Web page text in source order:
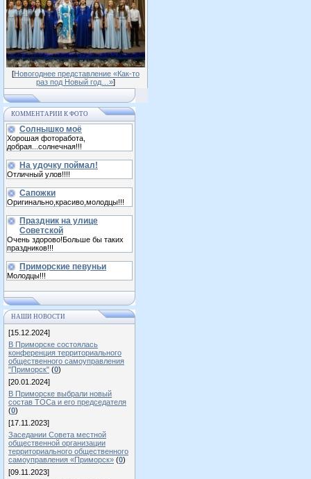
[Новогоднее представление «Как-то
раз под Новый год…»]
КОММЕНТАРИИ К ФОТО
Солнышко моё
Хорошая фоторабота,
добрая...солнечная!!!
На удочку поймал!
Отличный улов!!!!
Сапожки
Оригинально,красиво,молодцы!!!
Праздник на улице
Советской
Очень здорово!Больше бы таких
праздников!!!
Приморские певуньи
Молодцы!!!
НАШИ НОВОСТИ
[15.12.2024]
В Приморске состоялась
конференция территориального
общественного самоуправления
"Приморск" (0)
[20.01.2024]
В Приморске выбрали новый
состав ТОСа и его председателя
(0)
[17.11.2023]
Заседании Совета местной
общественной организации
территориального общественного
самоуправления «Приморск» (0)
[09.11.2023]